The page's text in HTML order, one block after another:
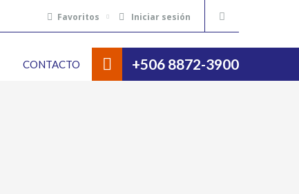
Favoritos Iniciar sesión
+506 8872-3900
CONTACTO